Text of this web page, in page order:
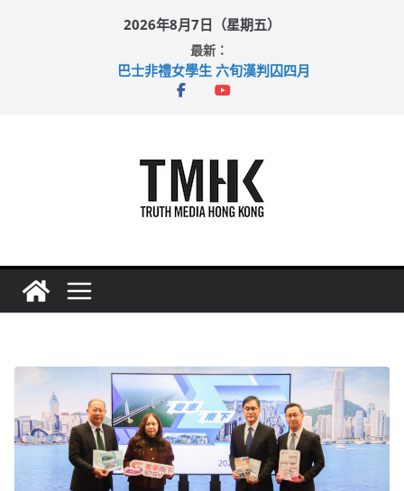
2026年8月7日（星期五）
最新：
巴士非禮女學生 六旬漢判囚四月
涉造假公屋富戶申報表 倉管員准保釋候訊